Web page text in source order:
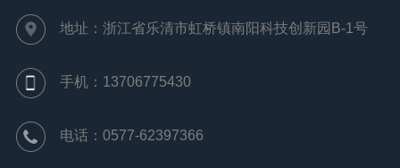
地址：浙江省乐清市虹桥镇南阳科技创新园B-1号
手机：13706775430
电话：0577-62397366